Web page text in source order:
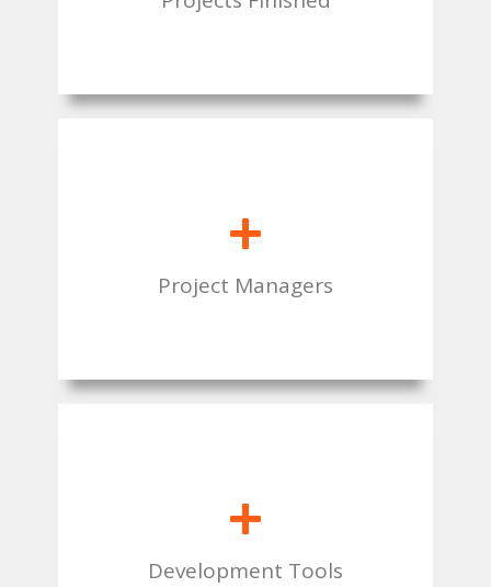
+
Project Managers
+
Development Tools